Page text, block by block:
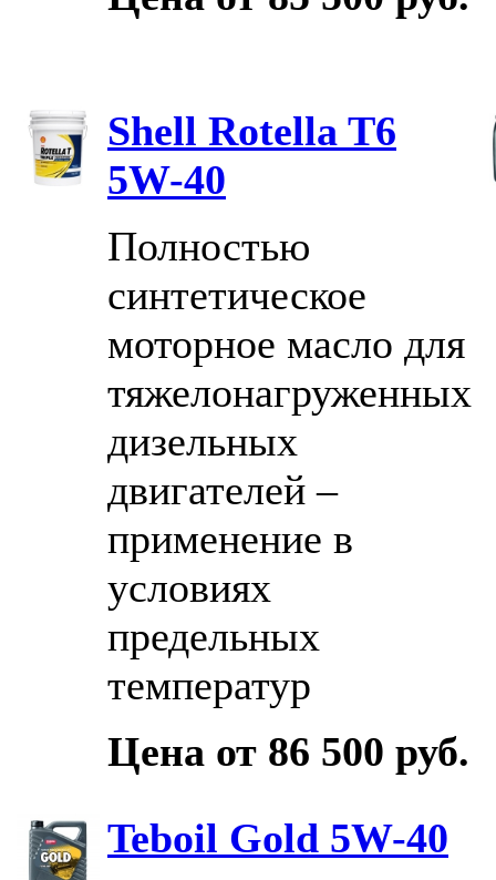
Shell Rotella T6
5W-40
Полностью
синтетическое
моторное масло для
тяжелонагруженных
дизельных
двигателей –
применение в
условиях
предельных
температур
Цена от 86 500 руб.
Teboil Gold 5W-40